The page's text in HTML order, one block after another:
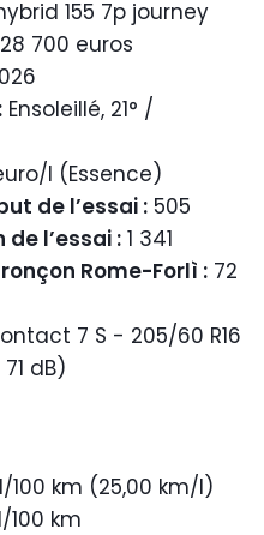
155 7p journey
28 700 euros
Ensoleillé, 21° /
l (Essence)
de l’essai : 505
l’essai : 1 341
Rome-Forlì : 72
7 S - 205/60 R16
dB)
100 km (25,00 km/l)
100 km